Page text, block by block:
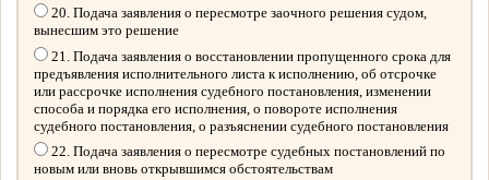
20. Подача заявления о пересмотре заочного решения судом,
вынесшим это решение
21. Подача заявления о восстановлении пропущенного срока для
предъявления исполнительного листа к исполнению, об отсрочке
или рассрочке исполнения судебного постановления, изменении
способа и порядка его исполнения, о повороте исполнения
судебного постановления, о разъяснении судебного постановления
22. Подача заявления о пересмотре судебных постановлений по
новым или вновь открывшимся обстоятельствам